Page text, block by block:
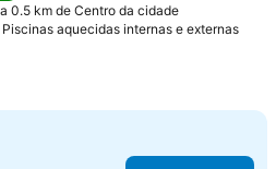
a 0.5 km de Centro da cidade
Piscinas aquecidas internas e externas